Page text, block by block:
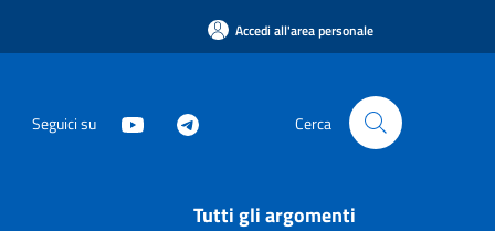
Accedi all'area personale
Seguici su Cerca
Tutti gli argomenti